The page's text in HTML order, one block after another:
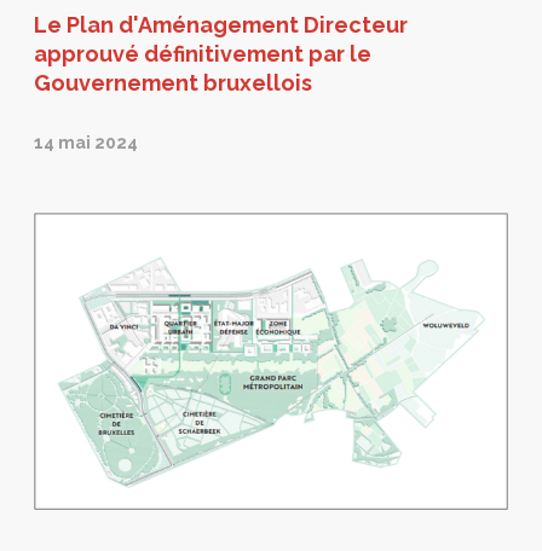
Le Plan d'Aménagement Directeur
approuvé définitivement par le
Gouvernement bruxellois
14 mai 2024